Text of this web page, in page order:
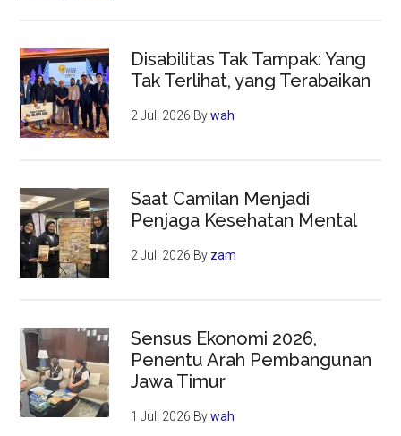
Disabilitas Tak Tampak: Yang
Tak Terlihat, yang Terabaikan
2 Juli 2026 Bywah
Saat Camilan Menjadi
Penjaga Kesehatan Mental
2 Juli 2026 By zam
Sensus Ekonomi 2026,
Penentu Arah Pembangunan
Jawa Timur
1 Juli 2026 Bywah